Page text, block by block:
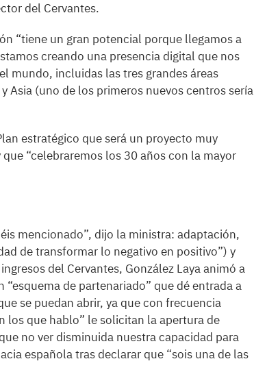
del Cervantes.
“tiene un gran potencial porque llegamos a
creando una presencia digital que nos
mundo, incluidas las tres grandes áreas
Asia (uno de los primeros nuevos centros sería
estratégico que será un proyecto muy
“celebraremos los 30 años con la mayor
mencionado”, dijo la ministra: adaptación,
de transformar lo negativo en positivo”) y
del Cervantes, González Laya animó a
de partenariado” que dé entrada a
se puedan abrir, ya que con frecuencia
los que hablo” le solicitan la apertura de
no ver disminuida nuestra capacidad para
española tras declarar que “sois una de las